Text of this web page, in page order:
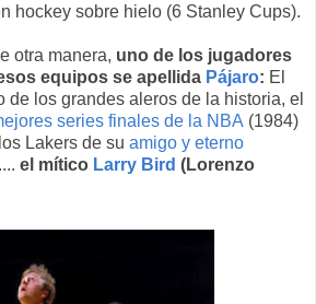
hockey sobre hielo (6 Stanley Cups).
otra manera, uno de los jugadores
equipos se apellida Pájaro: El
de los grandes aleros de la historia, el
series finales de la NBA (1984)
Lakers de su amigo y eterno
el mítico Larry Bird (Lorenzo